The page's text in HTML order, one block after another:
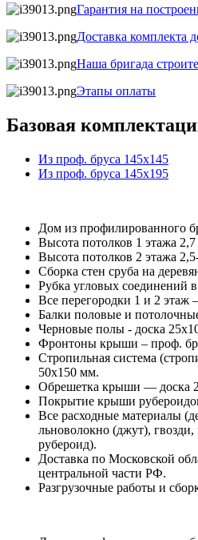
Гарантия на
Доставка комплекта
Наша бригада
Этапы оплаты
Базовая
Из проф. бруса 145х145
Из проф. бруса 145х195
Дом из профилированного
Высота потолков 1 этажа
Высота потолков 2 этажа
Сборка стен сруба на
Рубка угловых соединений
Все перегородки 1 и 2
Балки половые и
Черновые полы - доска
Фронтоны крыши – проф.
Стропильная система
50х150 мм.
Обрешетка крыши — доска
Покрытие крыши
Все расходные материалы
льноволокно (джут),
рубероид).
Доставка по Московской
центральной части РФ.
Разгрузочные работы и